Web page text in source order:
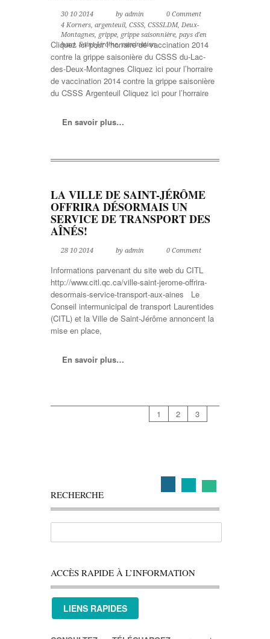
30 10 2014 by admin
0 Comment
4 Korners, argenteuil, CSSS, CSSSLDM, Deux-
Montagnes, grippe, grippe saisonnière, pays d'en
haut, Saint-Jérôme,vaccination
Cliquez ici pour l’horraire de vaccination 2014
contre la grippe saisonière du CSSS du-Lac-
des-Deux-Montagnes Cliquez ici pour l’horraire
de vaccination 2014 contre la grippe saisonière
du CSSS Argenteuil Cliquez ici pour l’horraire
En savoir plus…
LA VILLE DE SAINT-JÉRÔME
OFFRIRA DÉSORMAIS UN
SERVICE DE TRANSPORT DES
AÎNÉS!
28 10 2014 by admin 0 Comment
Informations parvenant du site web du CITL
http://www.citl.qc.ca/ville-saint-jerome-offrira-
desormais-service-transport-aux-aines Le
Conseil intermunicipal de transport Laurentides
(CITL) et la Ville de Saint-Jérôme annoncent la
mise en place,
En savoir plus…
1 2 3
RECHERCHE
ACCÈS RAPIDE À L’INFORMATION
LIENS RAPIDES